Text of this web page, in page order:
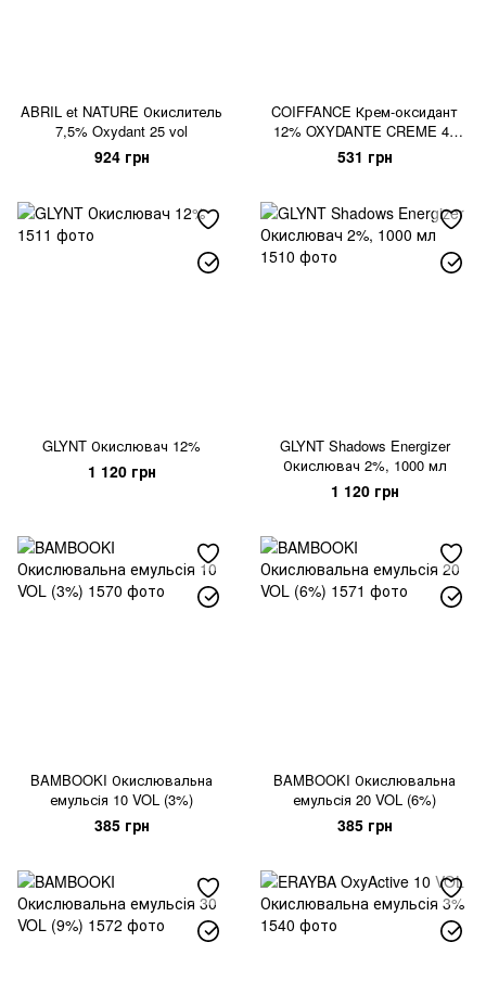
ABRIL et NATURE Окислитель
7,5% Oxydant 25 vol
924 грн
COIFFANCE Крем-оксидант
12% OXYDANTE CREME 40
VOL
531 грн
GLYNT Окислювач 12%
1 120 грн
GLYNT Shadows Energizer
Окислювач 2%, 1000 мл
1 120 грн
BAMBOOKI Окислювальна
емульсія 10 VOL (3%)
385 грн
BAMBOOKI Окислювальна
емульсія 20 VOL (6%)
385 грн